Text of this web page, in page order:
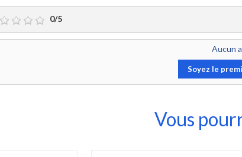
0/5
Aucun
Soyez le
Vous